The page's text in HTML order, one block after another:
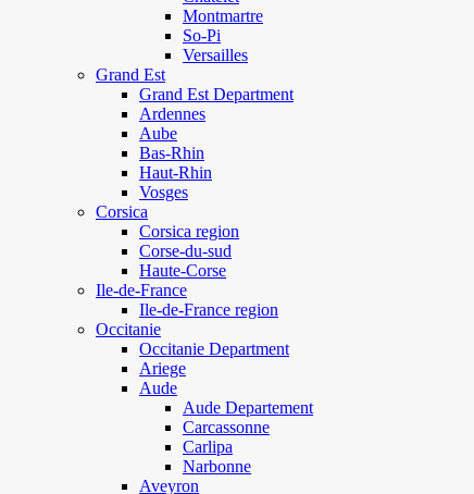
Montmartre
So-Pi
Versailles
Grand Est
Grand Est Department
Ardennes
Aube
Bas-Rhin
Haut-Rhin
Vosges
Corsica
Corsica region
Corse-du-sud
Haute-Corse
Ile-de-France
Ile-de-France region
Occitanie
Occitanie Department
Ariege
Aude
Aude Departement
Carcassonne
Carlipa
Narbonne
Aveyron